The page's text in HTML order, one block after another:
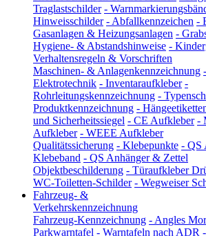
Traglastschilder -
Hinweisschilder - Abfallkennzeichen -
Gasanlagen & Heizungsanlagen -
Hygiene- & Abstandshinweise -
Verhaltensregeln & Vorschriften
Maschinen- & Anlagenkennzeichnung -
Elektrotechnik - Inventaraufkleber -
Rohrleitungskennzeichnung -
Produktkennzeichnung -
und Sicherheitssiegel - CE Aufkleber -
Aufkleber - WEEE Aufkleber
Qualitätssicherung - Klebepunkte - QS
Klebeband - QS Anhänger & Zettel
Objektbeschilderung - Türaufkleber
WC-Toiletten-Schilder - Wegweiser
Fahrzeug- &
Verkehrskennzeichnung
Fahrzeug-Kennzeichnung - Angles
Parkwarntafel - Warntafeln nach ADR -